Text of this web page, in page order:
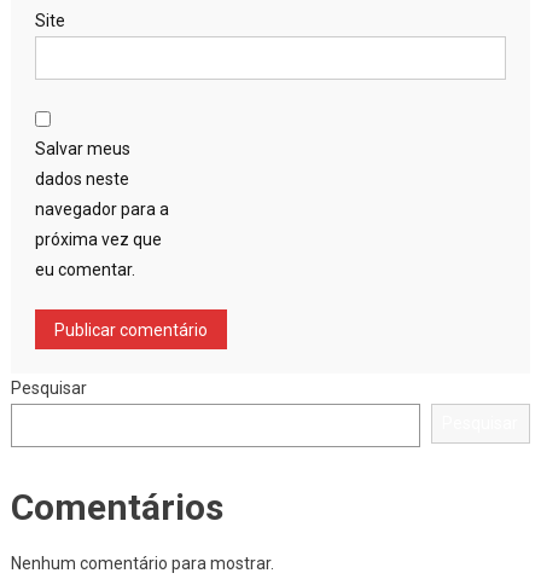
Site
Salvar meus
dados neste
navegador para a
próxima vez que
eu comentar.
Pesquisar
Comentários
Nenhum comentário para mostrar.